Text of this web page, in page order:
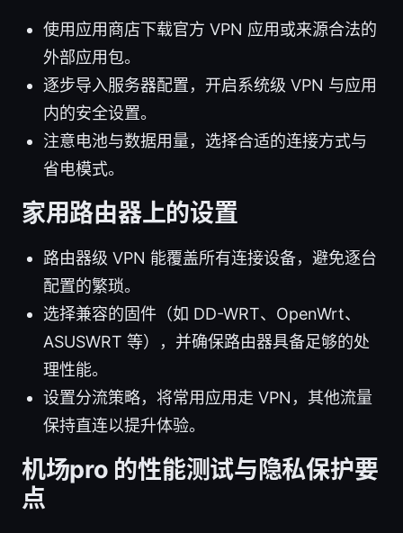
使用应用商店下载官方 VPN 应用或来源合法的
外部应用包。
逐步导入服务器配置，开启系统级 VPN 与应用
内的安全设置。
注意电池与数据用量，选择合适的连接方式与
省电模式。
家用路由器上的设置
路由器级 VPN 能覆盖所有连接设备，避免逐台
配置的繁琐。
选择兼容的固件（如 DD-WRT、OpenWrt、
ASUSWRT 等），并确保路由器具备足够的处
理性能。
设置分流策略，将常用应用走 VPN，其他流量
保持直连以提升体验。
机场pro 的性能测试与隐私保护要
点